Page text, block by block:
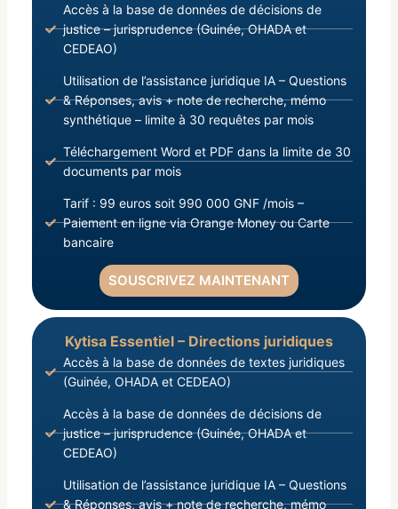
1991 portant cadre institutionnel des entreprises
publiques ;
Accès à la base de données de décisions de
justice – jurisprudence (Guinée, OHADA et
CEDEAO)
Utilisation de l’assistance juridique IA – Questions
& Réponses, avis + note de recherche, mémo
synthétique – limite à 30 requêtes par mois
Téléchargement Word et PDF dans la limite de 30
documents par mois
Tarif : 99 euros soit 990 000 GNF /mois –
Paiement en ligne via Orange Money ou Carte
bancaire
SOUSCRIVEZ MAINTENANT
Kytisa Essentiel – Directions juridiques
Accès à la base de données de textes juridiques
(Guinée, OHADA et CEDEAO)
Accès à la base de données de décisions de
justice – jurisprudence (Guinée, OHADA et
CEDEAO)
Utilisation de l’assistance juridique IA – Questions
& Réponses, avis + note de recherche, mémo